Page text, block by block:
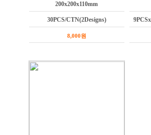
200x200x110mm
30PCS/CTN(2Designs)
8,000원